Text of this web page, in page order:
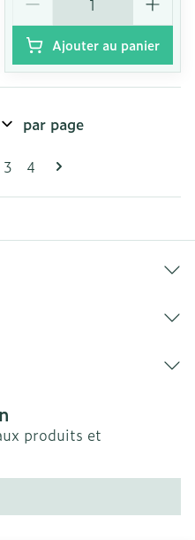
Ajouter au panier
Pagesactuellement la page
Page
3 Page
4
par page
produits et